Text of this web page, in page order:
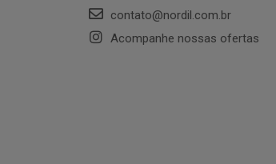
contato@nordil.com.br
Acompanhe nossas ofertas